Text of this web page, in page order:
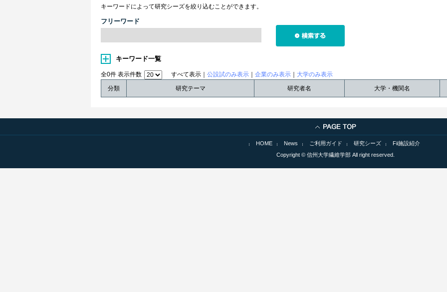
キーワードによって研究シーズを絞り込むことができます。
フリーワード
キーワード一覧
全0件 表示件数 すべて表示｜ 公設試のみ表示 企業のみ表示
大学のみ表示
分類
研究テーマ 研究者名 大学・機関名
HOME News ご利用ガイド 研究シーズ
Fii施設紹介
Copyright © 信州大学繊維学部 All right reserved.